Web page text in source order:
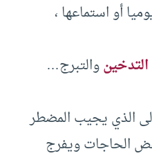
أو استماعها ،
التدخينوالتبرج…
الذي يجيب المضطر
الحاجات ويفرج